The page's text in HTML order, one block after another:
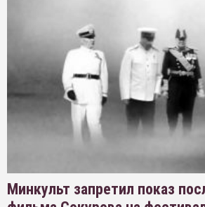
Минкульт запретил показ